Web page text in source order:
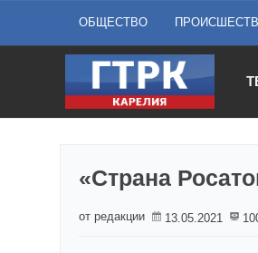
ОБЩЕСТВО
«Страна
от редакции 13.05.2021